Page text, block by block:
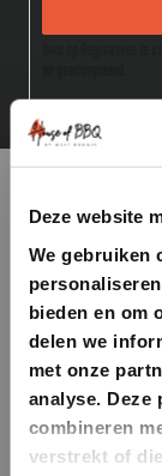
Deze website
We gebruiken
bieden en om
delen we
met onze
analyse. Deze
combineren
verstrekt of